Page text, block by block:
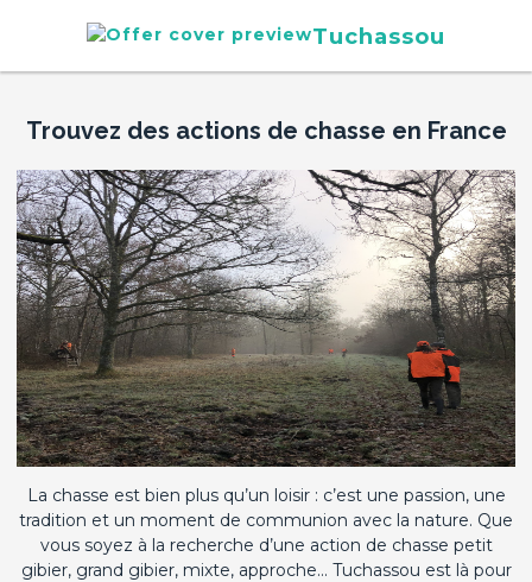
Tuchassou
Trouvez des actions de chasse en France
La chasse est bien plus qu’un loisir : c’est une passion, une
tradition et un moment de communion avec la nature. Que
vous soyez à la recherche d’une action de chasse petit
gibier, grand gibier, mixte, approche... Tuchassou est là pour